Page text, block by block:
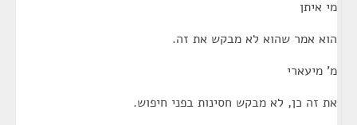
מי איתן
הוא אמר שהוא לא מבקש את זה.
מ' מיעארי
את זה כן, לא מבקש חסינות בפני חיפוש.